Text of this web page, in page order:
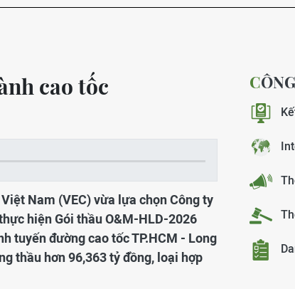
cao tốc
Nam (VEC) vừa lựa chọn Công ty
hiện Gói thầu O&M-HLD-2026
tuyến đường cao tốc TP.HCM - Long
thầu hơn 96,363 tỷ đồng, loại hợp